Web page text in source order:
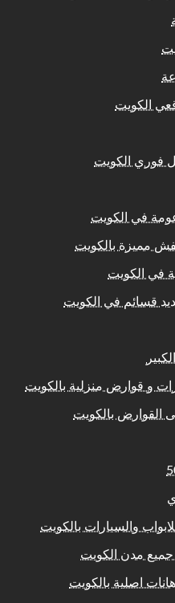
الكويت
فوري الكويت
في الكويت
مميزة بالكويت
في الكويت
قسائم في الكويت
و قوارض منزلية بالكويت
بالكويت
والسيارات بالكويت
مدن الكويت
اصلية بالكويت